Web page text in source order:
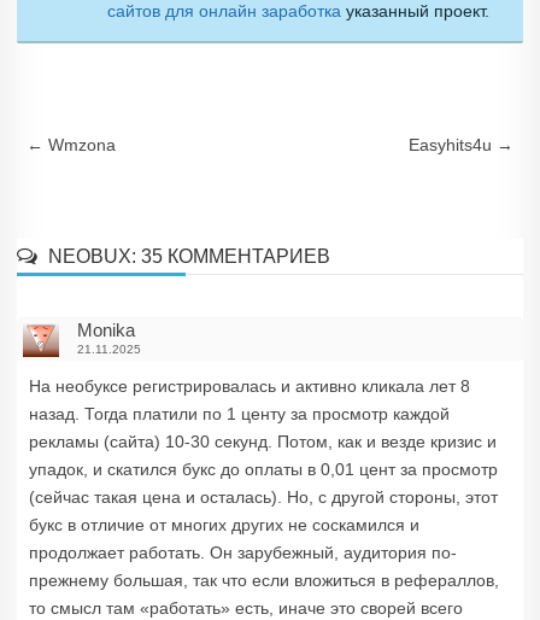
сайтов для онлайн заработка указанный проект.
Навигация по записям
← Wmzona Easyhits4u →
NEOBUX: 35 КОММЕНТАРИЕВ
Monika
21.11.2025
На необуксе регистрировалась и активно кликала лет 8
назад. Тогда платили по 1 центу за просмотр каждой
рекламы (сайта) 10-30 секунд. Потом, как и везде кризис и
упадок, и скатился букс до оплаты в 0,01 цент за просмотр
(сейчас такая цена и осталась). Но, с другой стороны, этот
букс в отличие от многих других не соскамился и
продолжает работать. Он зарубежный, аудитория по-
прежнему большая, так что если вложиться в рефераллов,
то смысл там «работать» есть, иначе это сворей всего